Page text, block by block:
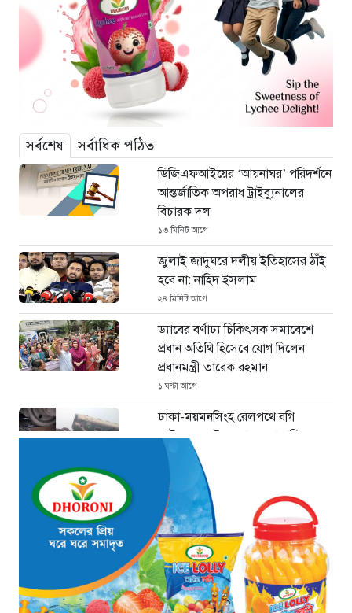
সর্বশেষ সর্বাধিক পঠিত
ডিজিএফআইয়ের ‘আয়নাঘর’ পরিদর্শনে
আন্তর্জাতিক অপরাধ ট্রাইব্যুনালের
বিচারক দল
১৩ মিনিট আগে
জুলাই জাদুঘরে দলীয় ইতিহাসের ঠাঁই
হবে না: নাহিদ ইসলাম
২৪ মিনিট আগে
ড্যাবের বর্ণাঢ্য চিকিৎসক সমাবেশে
প্রধান অতিথি হিসেবে যোগ দিলেন
প্রধানমন্ত্রী তারেক রহমান
১ ঘণ্টা আগে
ঢাকা-ময়মনসিংহ রেলপথে বগি
লাইনচ্যুত: ট্রেন চলাচল স্বাভাবিক
১৯ ঘণ্টা আগে
“হাম উপসর্গে আরও তিনজনের মৃত্যু,
নতুন আক্রান্ত ১২১৮”
১৯ ঘণ্টা আগে
“গণভোটের রায় সরকার হরণ করেছে?
যা বললেন নাহিদ ইসলাম”।
১৯ ঘণ্টা আগে